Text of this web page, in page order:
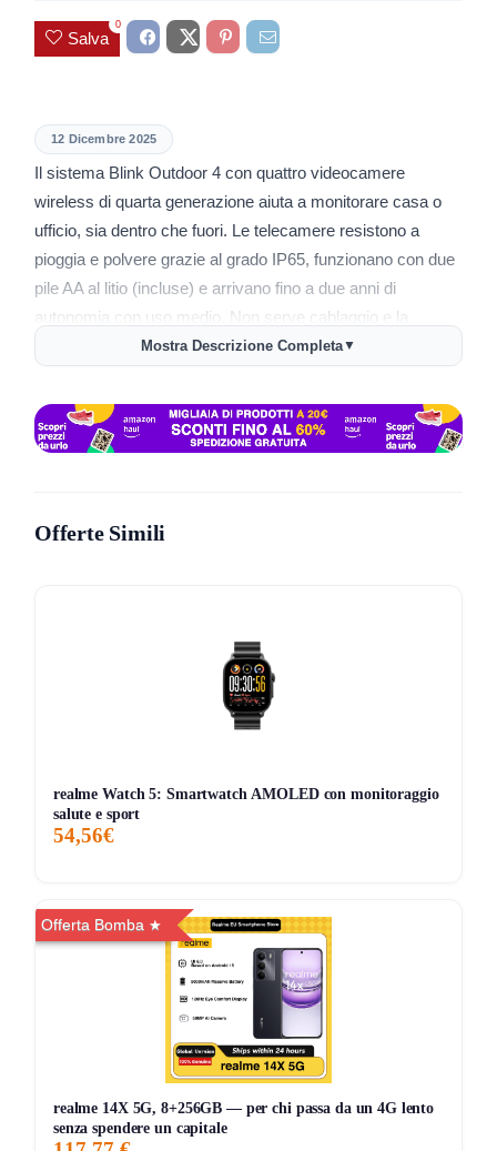
Salva
0
12 Dicembre 2025
Il sistema Blink Outdoor 4 con quattro videocamere
wireless di quarta generazione aiuta a monitorare casa o
ufficio, sia dentro che fuori. Le telecamere resistono a
pioggia e polvere grazie al grado IP65, funzionano con due
pile AA al litio (incluse) e arrivano fino a due anni di
autonomia con uso medio. Non serve cablaggio e la
configurazione è guidata da app Blink, compatibile con
1080p e la visione notturna a infrarossi rendono nitide sia
immagini diurne che notturne; il campo visivo ampio (143°)
Per chi desidera funzioni avanzate, il piano Blink Cloud
consente la registrazione e l’archiviazione su cloud, il
videocamere si collegano tramite Sync Module Core,
incluso nella confezione, che permette di gestire tutto
tramite un’unica app. Non è compatibile con accessori delle
sistema Blink.
Cosa dicono i clienti (pro e contro, discorsivo):
Gli utenti apprezzano la semplicità d’installazione, la durata
reale delle batterie (anche diversi mesi tra una sostituzione
e l’altra) e la qualità dell’immagine. Il sistema risulta stabile,
la ricezione è affidabile e la configurazione via app veloce.
La visione notturna è migliorata rispetto alle precedenti
versioni. Alcuni segnalano che la registrazione cloud è
Mostra Descrizione Completa▼
Offerte Simili
realme Watch 5: Smartwatch AMOLED con monitoraggio
salute e sport
54,56€
Offerta Bomba
realme 14X 5G, 8+256GB — per chi passa da un 4G lento
senza spendere un capitale